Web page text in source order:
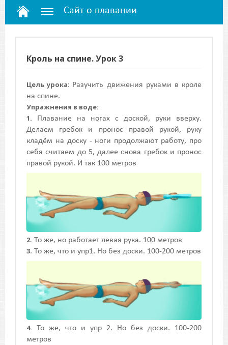
Сайт о плавании
Кроль на спине. Урок 3
Цель урока: Разучить движения руками в кроле
на спине.
Упражнения в воде:
1. Плавание на ногах с доской, руки вверху.
Делаем гребок и пронос правой рукой, руку
кладём на доску - ноги продолжают работу, про
себя считаем до 5, далее снова гребок и пронос
правой рукой. И так 100 метров
2. То же, но работает левая рука. 100 метров
3. То же, что и упр1. Но без доски. 100-200 метров
4. То же, что и упр 2. Но без доски. 100-200
метров